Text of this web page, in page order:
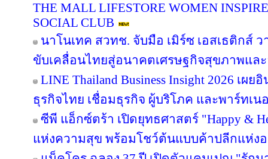
THE MALL LIFESTORE WOMEN
SOCIAL CLUB
นาโนเทค สวทช. จับมือ เมิร์ซ เอสเธติกส์ ว
ขับเคลื่อนไทยสู่อนาคตเศรษฐกิจสุขภาพแล
LINE Thailand Business Insight 2026 เผ
ธุรกิจไทย เชื่อมธุรกิจ ผู้บริโภค และพาร์ทเน
ซีพี แอ็กซ์ตร้า เปิดยุทธศาสตร์ "Happy &
แห่งความสุข พร้อมโชว์ต้นแบบค้าปลีกแห่ง